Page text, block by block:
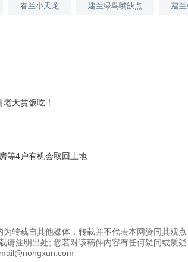
春兰小天龙 建兰绿鸟嘴缺点 建
天赏饭吃！
等4户有机会取回土地
转载自其他媒体，转载并不代表本网赞同其观
请注明出处; 您若对该稿件内容有任何疑问或质疑